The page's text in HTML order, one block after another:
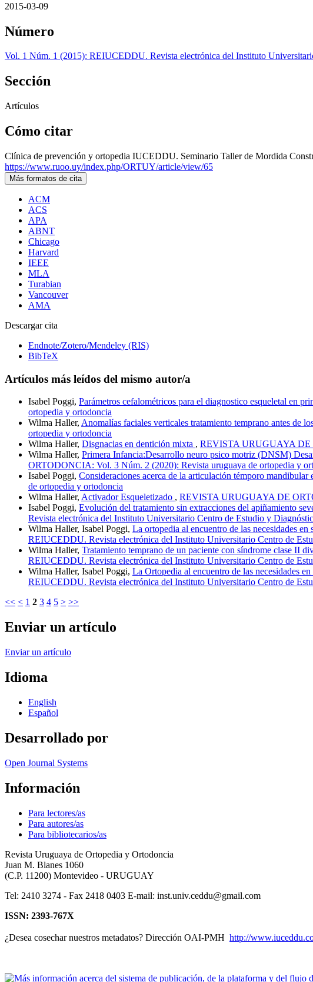
2015-03-09
Número
Vol. 1 Núm. 1 (2015): REIUCEDDU. Revista electrónica del Instituto
Sección
Artículos
Cómo citar
Clínica de prevención y ortopedia IUCEDDU. Seminario Taller de Mordida
https://www.ruoo.uy/index.php/ORTUY/article/view/65
Más formatos de cita
ACM
ACS
APA
ABNT
Chicago
Harvard
IEEE
MLA
Turabian
Vancouver
AMA
Descargar cita
Endnote/Zotero/Mendeley (RIS)
BibTeX
Artículos más leídos del mismo autor/a
Isabel Poggi, Parámetros cefalométricos para el diagnostico esqueletal en
ortopedia y ortodoncia
Wilma Haller, Anomalías faciales verticales tratamiento temprano antes de
ortopedia y ortodoncia
Wilma Haller, Disgnacias en dentición mixta , REVISTA URUGUAYA DE
Wilma Haller, Primera Infancia:Desarrollo neuro psico motriz (DNSM)
ORTODONCIA: Vol. 3 Núm. 2 (2020): Revista uruguaya de ortopedia y
Isabel Poggi, Consideraciones acerca de la articulación témporo mandibular
de ortopedia y ortodoncia
Wilma Haller, Activador Esqueletizado , REVISTA URUGUAYA DE
Isabel Poggi, Evolución del tratamiento sin extracciones del apiñamiento
Revista electrónica del Instituto Universitario Centro de Estudio y
Wilma Haller, Isabel Poggi, La ortopedia al encuentro de las necesidades
REIUCEDDU. Revista electrónica del Instituto Universitario Centro de
Wilma Haller, Tratamiento temprano de un paciente con síndrome clase II
REIUCEDDU. Revista electrónica del Instituto Universitario Centro de
Wilma Haller, Isabel Poggi, La Ortopedia al encuentro de las necesidades
REIUCEDDU. Revista electrónica del Instituto Universitario Centro de
<< < 1 2 3 4 5 > >>
Enviar un artículo
Enviar un artículo
Idioma
English
Español
Desarrollado por
Open Journal Systems
Información
Para lectores/as
Para autores/as
Para bibliotecarios/as
Revista Uruguaya de Ortopedia y Ortodoncia
Juan M. Blanes 1060
(C.P. 11200) Montevideo - URUGUAY
Tel: 2410 3274 - Fax 2418 0403 E-mail: inst.univ.ceddu@gmail.com
ISSN: 2393-767X
¿Desea cosechar nuestros metadatos? Dirección OAI-PMH http://www.iuceddu.